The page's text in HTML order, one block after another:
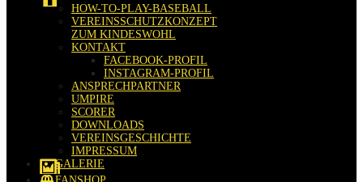
HOW-TO-PLAY-BASEBALL
VEREINSSCHUTZKONZEPT
ZUM KINDESWOHL
KONTAKT
FACEBOOK-PROFIL
INSTAGRAM-PROFIL
ANSPRECHPARTNER
UMPIRE
SCORER
DOWNLOADS
VEREINSGESCHICHTE
IMPRESSUM
GALERIE